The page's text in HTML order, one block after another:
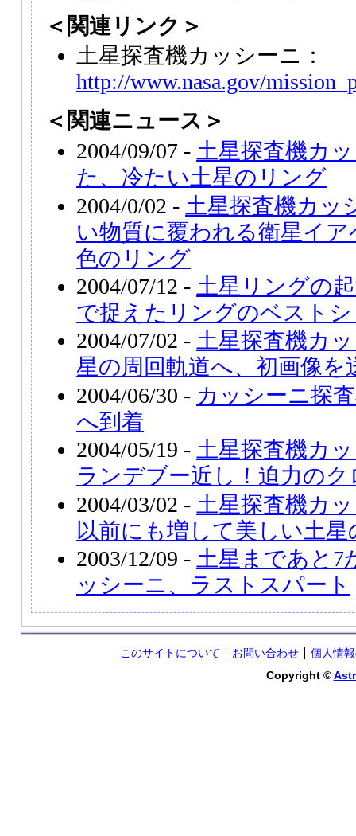
＜関連リンク＞
土星探査機カッシーニ：
http://www.nasa.gov/
＜関連ニュース＞
2004/09/07 - 土星探査機カ
た、冷たい土星のリング
2004/0/02 - 土星探査機カッ
い物質に覆われる衛星イ
色のリング
2004/07/12 - 土星リングの
で捉えたリングのベスト
2004/07/02 - 土星探査機カ
星の周回軌道へ、初画像を
2004/06/30 - カッシーニ探
へ到着
2004/05/19 - 土星探査機カ
ランデブー近し！迫力の
2004/03/02 - 土星探査機カ
以前にも増して美しい土
2003/12/09 - 土星まであと7
ッシーニ、ラストスパート
このサイトについて お問い合わせ
個人情
Copyright ©